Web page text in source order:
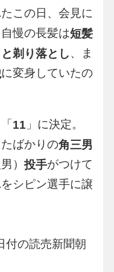
この日、会見に
慢の長髪は短髪
剃り落とし、ま
に変身していたの
11 」に決定。
ばかりの角三男
）投手がつけて
シピン選手に譲
の読売新聞朝